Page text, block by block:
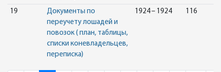
19
Документы по
переучету лошадей и
повозок ( план, таблицы,
списки коневладельцев,
переписка)
1924 – 1924 116